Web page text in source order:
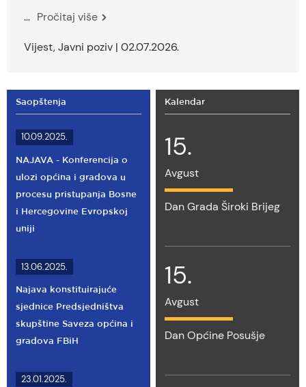
... Pročitaj više
Vijest, Javni poziv | 02.07.2026.
Saopštenja
10.09.2025.
NAJAVA - Konferencija o
ulozi općina i gradova u
procesu pristupanja Bosne
i Hercegovine Evropskoj
uniji
13.06.2025.
Najava konstituirajuće
sjednice Predsjedništva
skupštine Saveza općina i
gradova FBiH
23.01.2025.
Kalendar
15.
Avgust
Dan Grada Široki Brijeg
15.
Avgust
Dan Općine Posušje